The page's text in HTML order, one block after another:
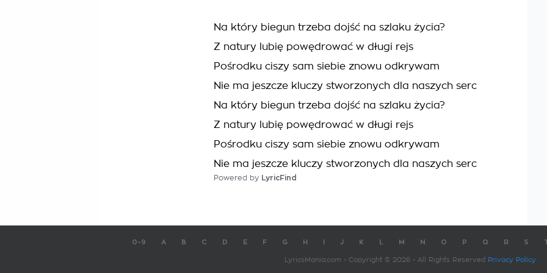
Na który biegun trzeba dojść na szlaku życia?
Z natury lubię powędrować w długi rejs
Pośrodku ciszy sam siebie znowu odkrywam
Nie ma jeszcze kluczy stworzonych dla naszych serc
Na który biegun trzeba dojść na szlaku życia?
Z natury lubię powędrować w długi rejs
Pośrodku ciszy sam siebie znowu odkrywam
Nie ma jeszcze kluczy stworzonych dla naszych serc
Powered by LyricFind
0-9 A B C D E F G H J K M N O P Q R S
LyricsMania.com - Copyright © 2026 - All Rights Reserved Privacy Policy